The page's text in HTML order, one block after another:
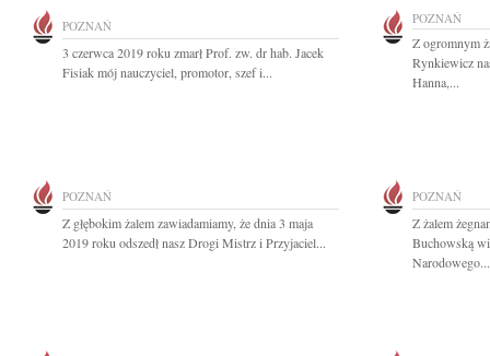
POZNAŃ
3 czerwca 2019 roku zmarł Prof. zw. dr hab. Jacek
Fisiak mój nauczyciel, promotor, szef i...
POZNAŃ
Z ogromnym
Rynkiewicz
Hanna,...
POZNAŃ
Z głębokim żalem zawiadamiamy, że dnia 3 maja
2019 roku odszedł nasz Drogi Mistrz i Przyjaciel...
POZNAŃ
Z żalem
Buchowską
Narodowego...